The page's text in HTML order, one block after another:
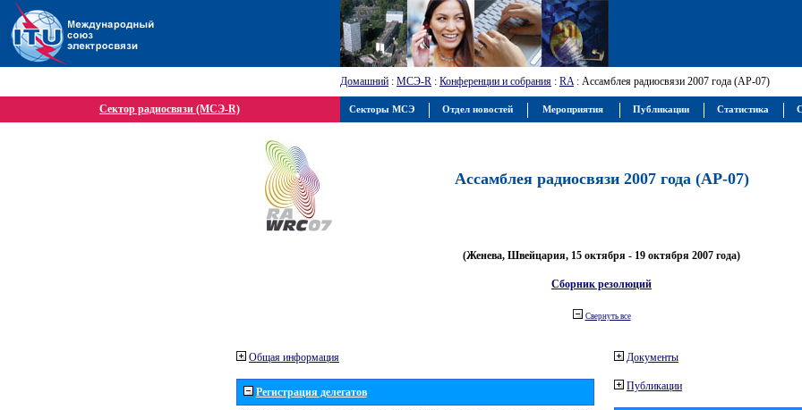
Домашний : МСЭ-R : Конференции и собрания : RA: Ассамблея радиосвязи 2007 года (АР-07)
Сектор радиосвязи (МСЭ-R)
Ассамблея радиосвязи 2007 года (АР-07)
(Женева, Швейцария, 15 октября - 19 октября 2007 года)
Сборник резолюций
Свернуть все
Общая информация
Регистрация делегатов
Документы
Публикации
Секторы МСЭ Отдел новостей Мероприятия Публикации Статистика